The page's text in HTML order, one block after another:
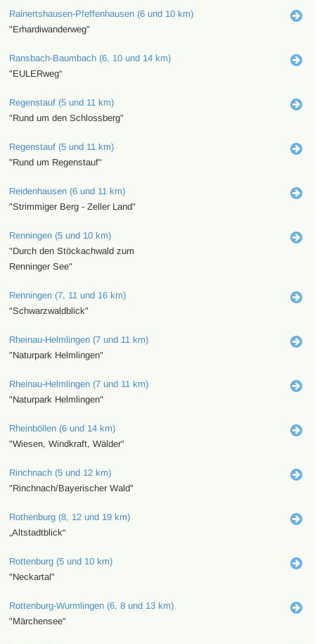
Rainertshausen-Pfeffenhausen (6 und 10 km)
"Erhardiwanderweg"
Ransbach-Baumbach (6, 10 und 14 km)
"EULERweg“
Regenstauf (5 und 11 km)
"Rund um den Schlossberg"
Regenstauf (5 und 11 km)
"Rund um Regenstauf"
Reidenhausen (6 und 11 km)
"Strimmiger Berg - Zeller Land"
Renningen (5 und 10 km)
"Durch den Stöckachwald zum
Renninger See"
Renningen (7, 11 und 16 km)
"Schwarzwaldblick"
Rheinau-Helmlingen (7 und 11 km)
"Naturpark Helmlingen"
Rheinau-Helmlingen (7 und 11 km)
"Naturpark Helmlingen"
Rheinböllen (6 und 14 km)
"Wiesen, Windkraft, Wälder"
Rinchnach (5 und 12 km)
"Rinchnach/Bayerischer Wald"
Rothenburg (8, 12 und 19 km)
„Altstadtblick“
Rottenburg (5 und 10 km)
"Neckartal"
Rottenburg-Wurmlingen (6, 8 und 13 km)
"Märchensee"